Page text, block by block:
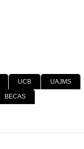
UCB UAJMS
BECAS